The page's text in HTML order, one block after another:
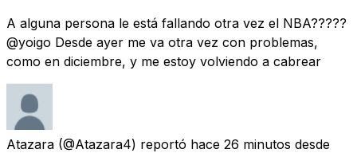
A alguna persona le está fallando otra vez el NBA?????
@yoigo Desde ayer me va otra vez con problemas,
como en diciembre, y me estoy volviendo a cabrear
Atazara (@Atazara4) reportó hace 26 minutos desde